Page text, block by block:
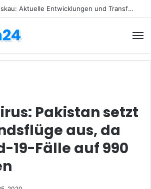
Lokomotive Moskau: Aktuelle Entwicklungen und Transfers
Pakistan setzt
aus, da
19-Fälle auf 990